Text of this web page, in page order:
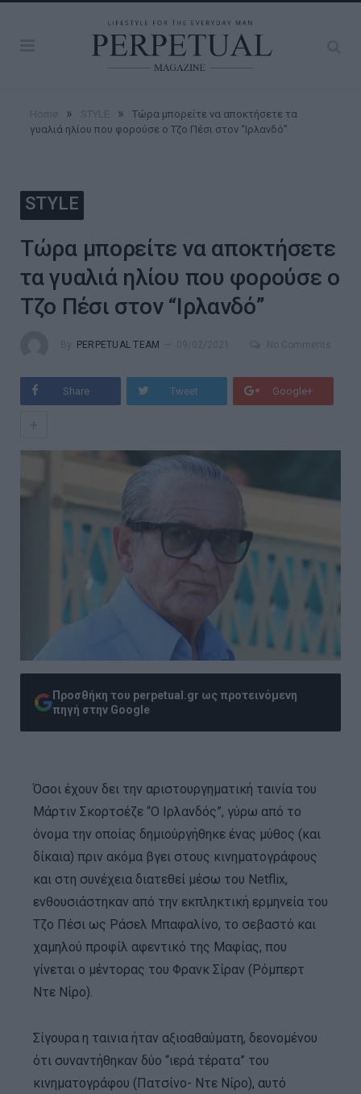
» »
Τώρα μπορείτε να αποκτήσετε τα
γυαλιά ηλίου που φορούσε ο Τζο Πέσι στον “Ιρλανδό”
STYLE
Τώρα μπορείτε να αποκτήσετε
τα γυαλιά ηλίου που φορούσε ο
Τζο Πέσι στον “Ιρλανδό”
PERPETUAL TEAM
Share Tweet Google+
Προσθήκη του perpetual.gr ως προτεινόμενη
πηγή στην Google
Όσοι έχουν δει την αριστουργηματική ταινία του
Μάρτιν Σκορτσέζε “Ο Ιρλανδός”, γύρω από το
όνομα την οποίας δημιούργήθηκε ένας μύθος (και
δίκαια) πριν ακόμα βγει στους κινηματογράφους
και στη συνέχεια διατεθεί μέσω του Netflix,
ενθουσιάστηκαν από την εκπληκτική ερμηνεία του
Τζο Πέσι ως Ράσελ Μπαφαλίνο, το σεβαστό και
χαμηλού προφίλ αφεντικό της Μαφίας, που
γίνεται ο μέντορας του Φρανκ Σίραν (Ρόμπερτ
Ντε Νίρο).
Σίγουρα η ταινια ήταν αξιοαθαύματη, δεονομένου
ότι συναντήθηκαν δύο “ιερά τέρατα” του
κινηματογράφου (Πατσίνο- Ντε Νίρο), αυτό